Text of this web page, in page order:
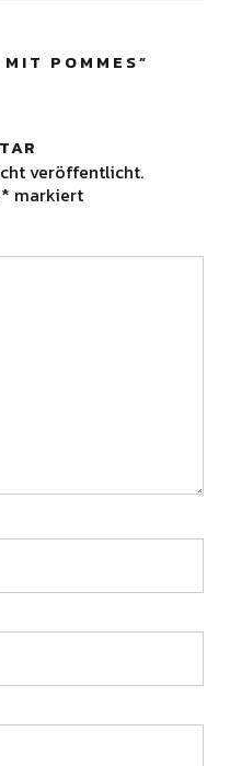
POMMES”
veröffentlicht.
* markiert